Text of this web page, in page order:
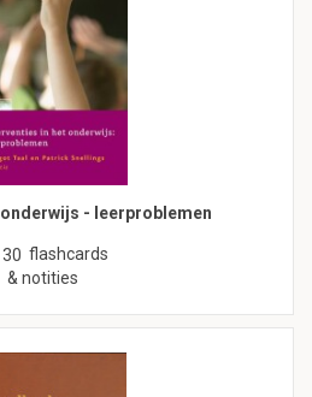
- leerproblemen
30 flashcards
& notities